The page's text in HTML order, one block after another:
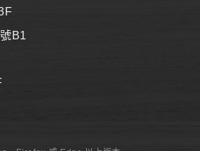
B1